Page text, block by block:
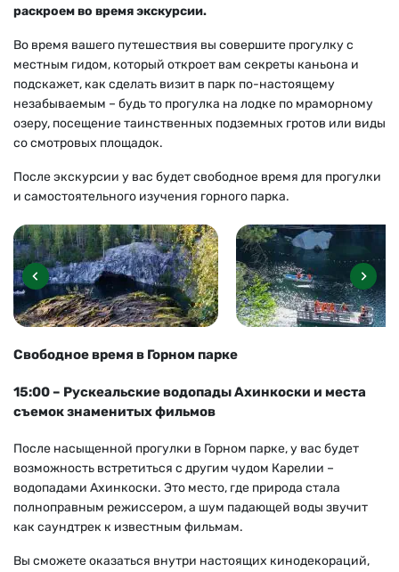
раскроем во время экскурсии.
Во время вашего путешествия вы совершите прогулку с
местным гидом, который откроет вам секреты каньона и
подскажет, как сделать визит в парк по-настоящему
незабываемым – будь то прогулка на лодке по мраморному
озеру, посещение таинственных подземных гротов или виды
со смотровых площадок.
После экскурсии у вас будет свободное время для прогулки
и самостоятельного изучения горного парка.
Свободное время в Горном парке
15:00 – Рускеальские водопады Ахинкоски и места
съемок знаменитых фильмов
После насыщенной прогулки в Горном парке, у вас будет
возможность встретиться с другим чудом Карелии –
водопадами Ахинкоски. Это место, где природа стала
полноправным режиссером, а шум падающей воды звучит
как саундтрек к известным фильмам.
Вы сможете оказаться внутри настоящих кинодекораций,